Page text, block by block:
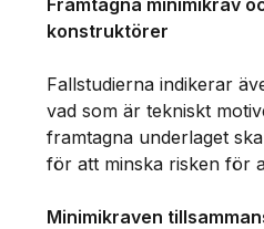
konstruktörer
Fallstudierna indikerar
vad som är tekniskt
framtagna underlaget
för att minska risken för
Minimikraven